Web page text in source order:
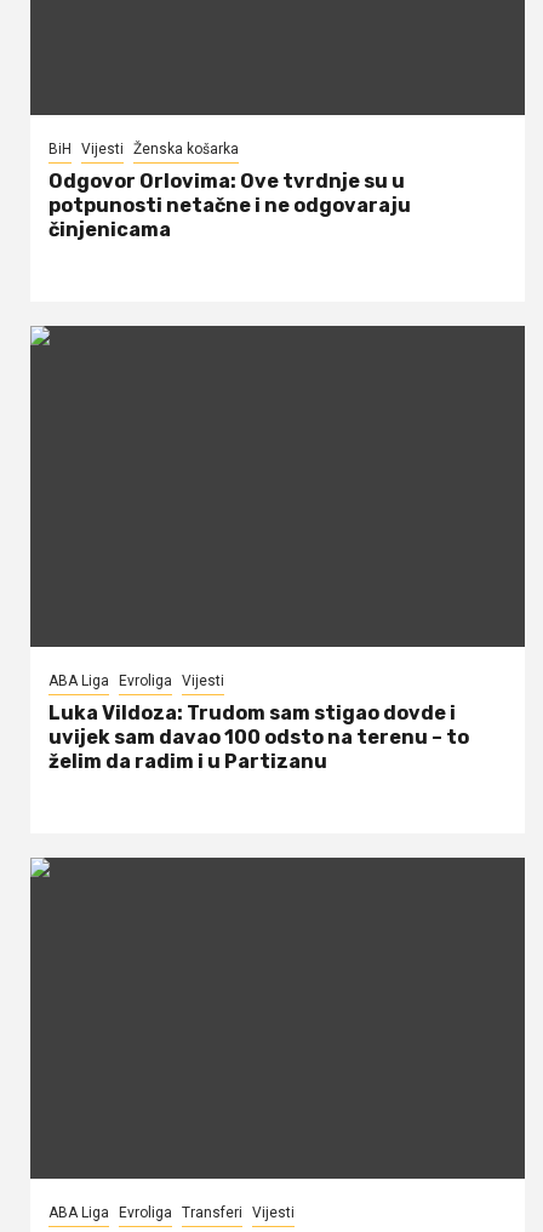
BiH Vijesti Ženska košarka
Odgovor Orlovima: ​Ove tvrdnje su u
potpunosti netačne i ne odgovaraju
činjenicama
ABA Liga Evroliga Vijesti
Luka Vildoza: Trudom sam stigao dovde i
uvijek sam davao 100 odsto na terenu – to
želim da radim i u Partizanu
ABA Liga Evroliga Transferi Vijesti